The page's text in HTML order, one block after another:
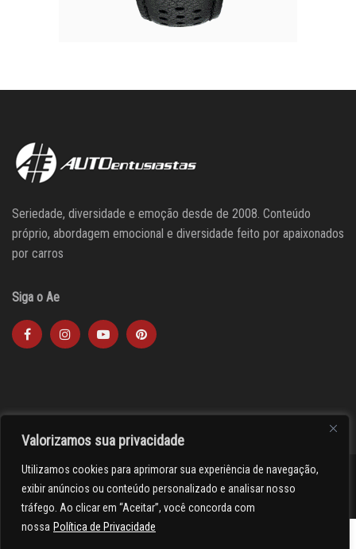
Valorizamos sua privacidade
Utilizamos cookies para aprimorar sua experiência de navegação,
exibir anúncios ou conteúdo personalizado e analisar nosso
tráfego. Ao clicar em “Aceitar”, você concorda com
nossa Política de Privacidade
Seriedade, diversidade e emoção desde de 2008. Conteúdo
próprio, abordagem emocional e diversidade feito por apaixonados
por carros
Siga o Ae
><(((º> 17